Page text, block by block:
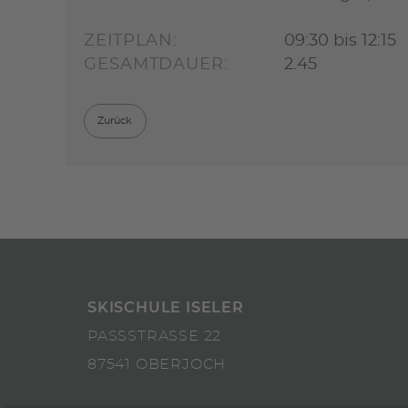
ZEITPLAN:
09:30 bis 12:15
GESAMTDAUER:
2.45
Zurück
SKISCHULE ISELER
PASSSTRASSE 22
87541 OBERJOCH